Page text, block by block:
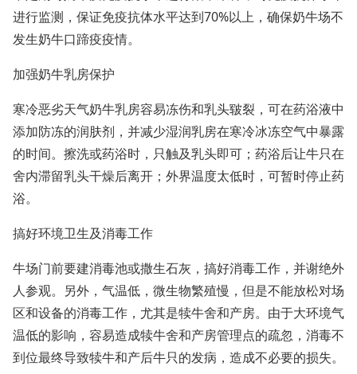
进行监测，保证免疫抗体水平达到70%以上，确保奶牛场不
发生奶牛口蹄疫疫情。
加强奶牛乳房保护
寒冷恶劣天气奶牛乳房容易冻伤和乳头皲裂，可在药浴液中
添加防冻的润肤剂，并减少湿润乳房在寒冷冰冻空气中暴露
的时间。擦洗或药浴时，只触及乳头即可；药浴后让牛只在
舍内滞留乳头干燥后离开；外界温度太低时，可暂时停止药
浴。
搞好环境卫生及消毒工作
牛场门前要建消毒池或撒生石灰，搞好消毒工作，并谢绝外
人参观。另外，气温低，微生物繁殖慢，但是不能放松对场
区和设备的消毒工作，尤其是犊牛舍和产房。由于大环境气
温低的影响，容易造成犊牛舍和产房管理点的疏忽，消毒不
到位最终导致犊牛和产后牛只的发病，造成不必要的损失。